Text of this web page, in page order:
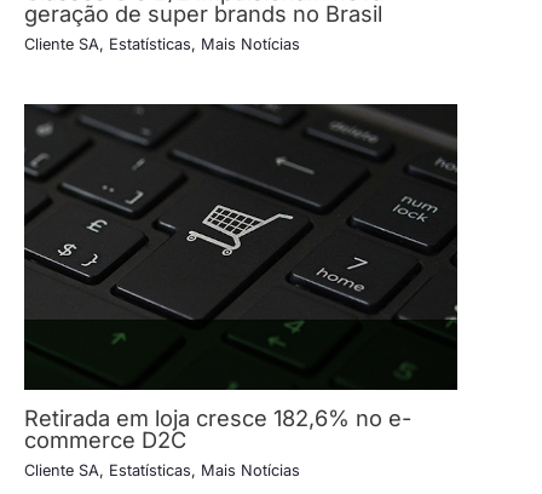
geração de super brands no Brasil
Cliente SA, Estatísticas, Mais Notícias
Retirada em loja cresce 182,6% no e-
commerce D2C
Cliente SA, Estatísticas, Mais Notícias